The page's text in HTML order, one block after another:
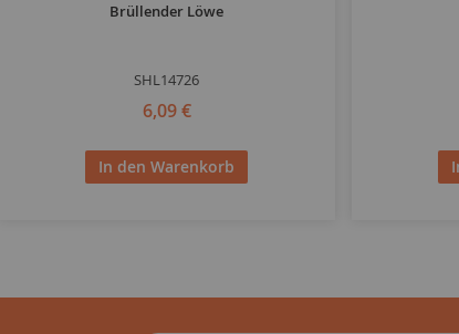
Brüllender Löwe
SHL14726
6,09 €
In den Warenkorb